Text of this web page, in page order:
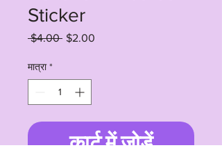
Sticker
$4.00 नियमित
$2.00
मात्रा *
कार्ट में जोड़ें